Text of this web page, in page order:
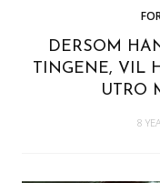
DERSOM
TINGENE, VIL
UTRO
8